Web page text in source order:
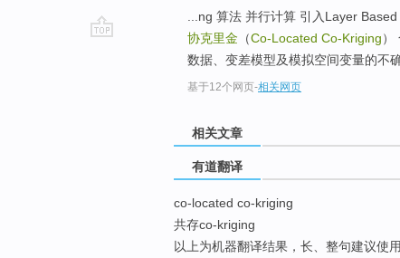
...ng 算法 并行计算 引入Layer
协克里金 （Co-Located Co-Kriging）
数据、变差模型及模拟空间变量的不
基于12个网页-相关网页
相关文章
有道翻译
co-located co-kriging
共存co-kriging
以上为机器翻译结果，长、整句建议使用